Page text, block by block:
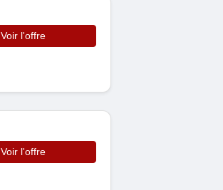
Voir l'offre
Voir l'offre